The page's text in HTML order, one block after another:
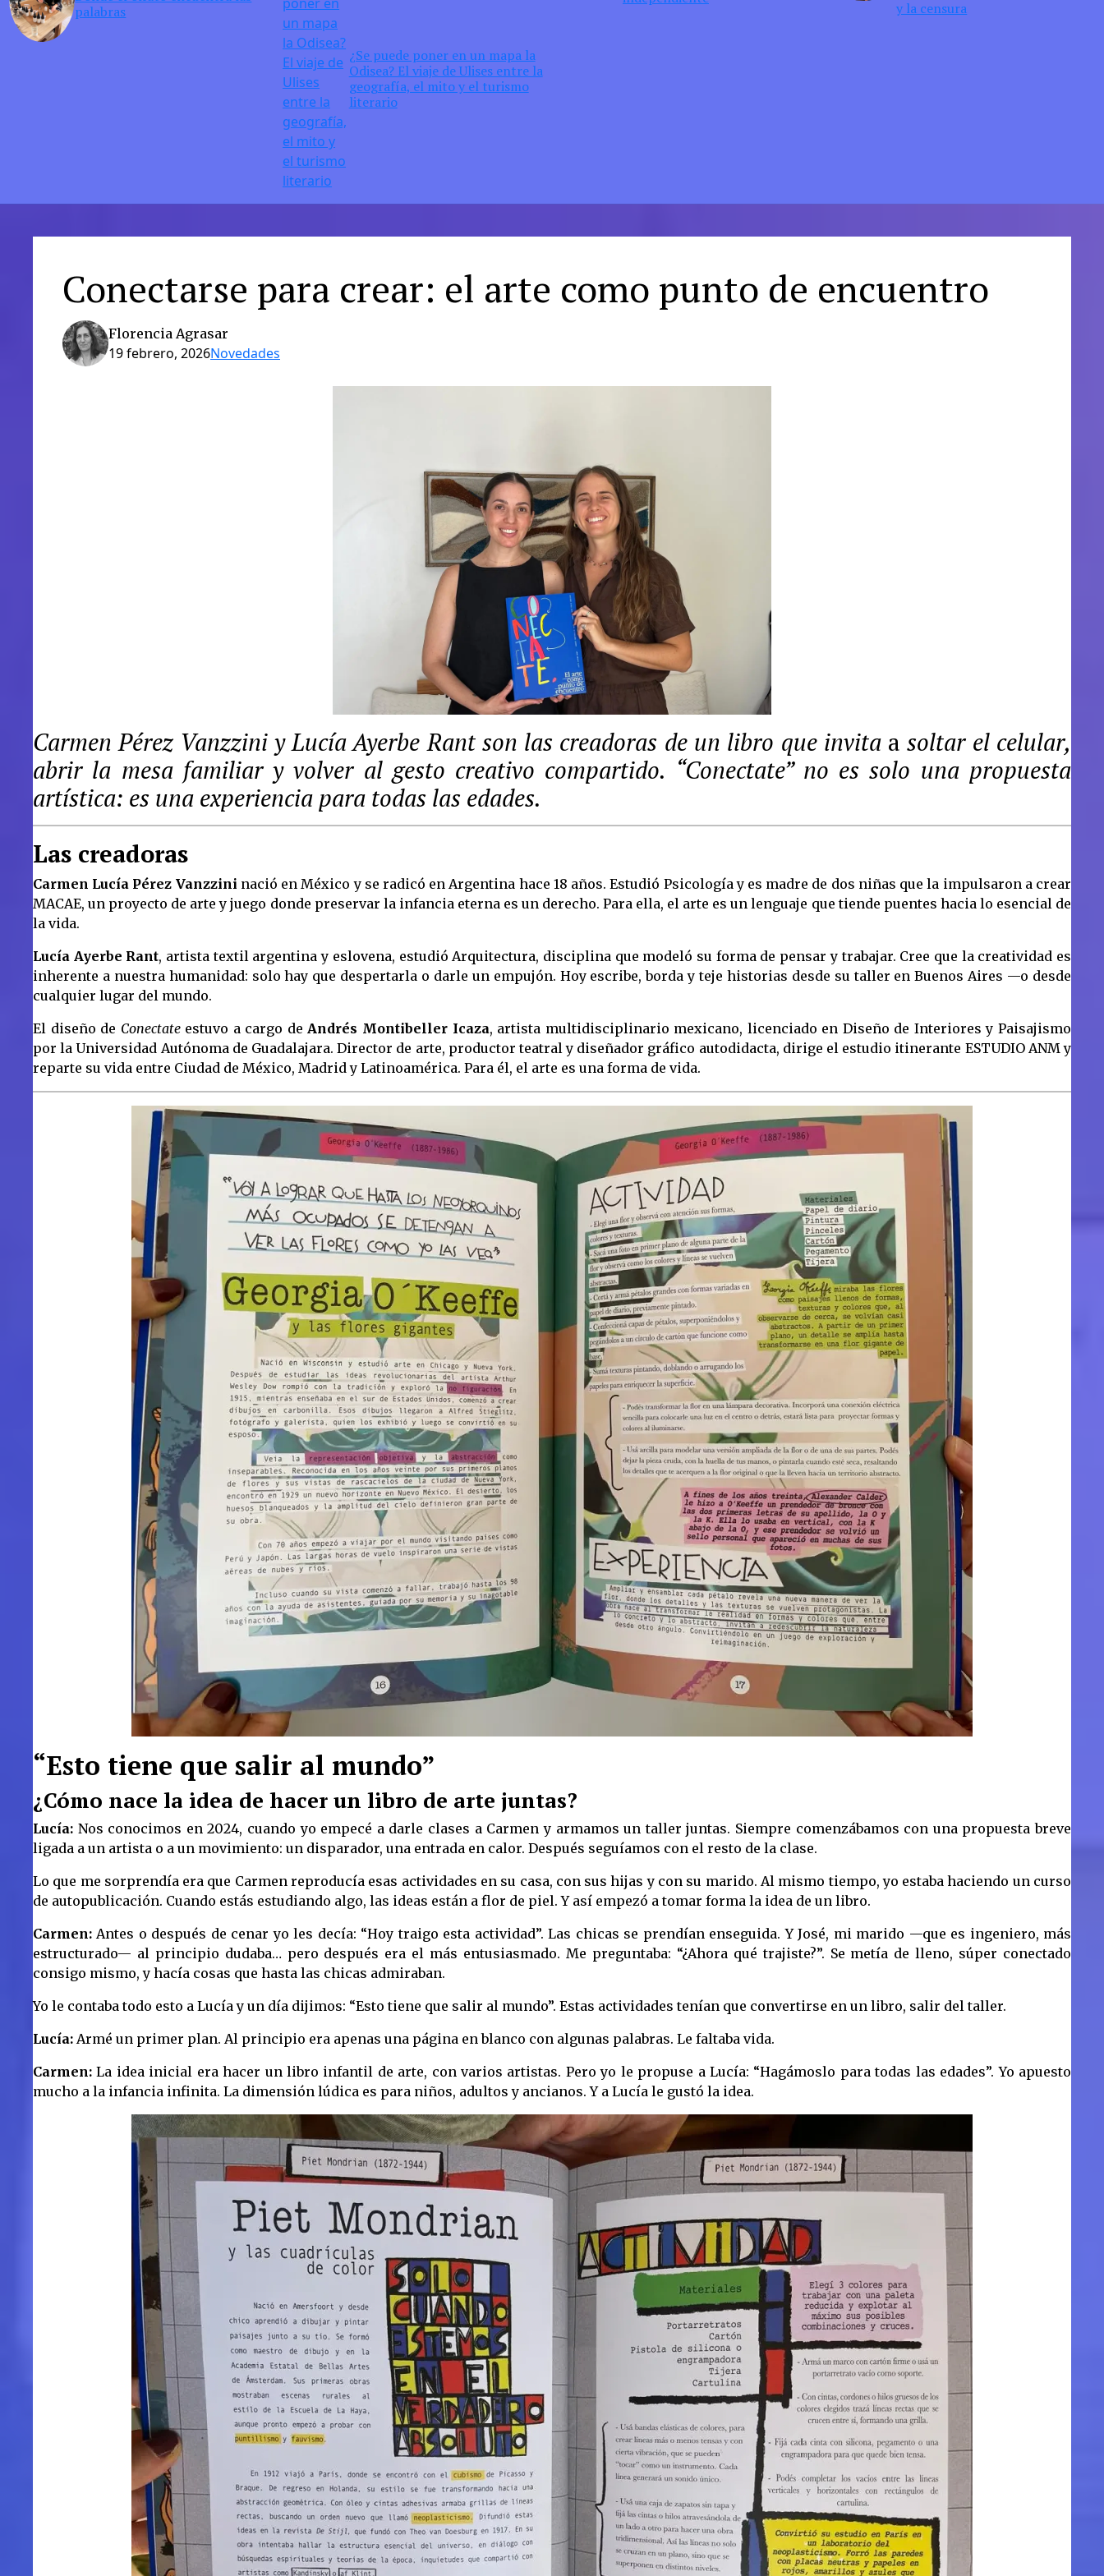
palabras
¿Se puede poner en un mapa la
Odisea? El viaje de Ulises entre la
geografía, el mito y el turismo
literario
y la censura
Conectarse para crear: el arte como punto de encuentro
Florencia Agrasar
19 febrero, 2026Novedades
Carmen Pérez Vanzzini y Lucía Ayerbe Rant son las creadoras de un libro que invita asoltar el celular,
abrir la mesa familiar y volver al gesto creativo compartido. “Conectate” no es solo una propuesta
artística: es una experiencia para todas las edades.
Las creadoras
Carmen Lucía Pérez Vanzzini nació en México y se radicó en Argentina hace 18 años. Estudió Psicología y es madre de dos niñas que la impulsaron a crear
MACAE, un proyecto de arte y juego donde preservar la infancia eterna es un derecho. Para ella, el arte es un lenguaje que tiende puentes hacia lo esencial de
la vida.
Lucía Ayerbe Rant, artista textil argentina y eslovena, estudió Arquitectura, disciplina que modeló su forma de pensar y trabajar. Cree que la creatividad es
inherente a nuestra humanidad: solo hay que despertarla o darle un empujón. Hoy escribe, borda y teje historias desde su taller en Buenos Aires —o desde
cualquier lugar del mundo.
El diseño de Conectateestuvo a cargo deAndrés Montibeller Icaza, artista multidisciplinario mexicano, licenciado en Diseño de Interiores y Paisajismo
por la Universidad Autónoma de Guadalajara. Director de arte, productor teatral y diseñador gráfico autodidacta, dirige el estudio itinerante ESTUDIO ANM y
reparte su vida entre Ciudad de México, Madrid y Latinoamérica. Para él, el arte es una forma de vida.
“Esto tiene que salir al mundo”
¿Cómo nace la idea de hacer un libro de arte juntas?
Lucía: Nos conocimos en 2024, cuando yo empecé a darle clases a Carmen y armamos un taller juntas. Siempre comenzábamos con una propuesta breve
ligada a un artista o a un movimiento: un disparador, una entrada en calor. Después seguíamos con el resto de la clase.
Lo que me sorprendía era que Carmen reproducía esas actividades en su casa, con sus hijas y con su marido. Al mismo tiempo, yo estaba haciendo un curso
de autopublicación. Cuando estás estudiando algo, las ideas están a flor de piel. Y así empezó a tomar forma la idea de un libro.
Carmen: Antes o después de cenar yo les decía: “Hoy traigo esta actividad”. Las chicas se prendían enseguida. Y José, mi marido —que es ingeniero, más
estructurado— al principio dudaba… pero después era el más entusiasmado. Me preguntaba: “¿Ahora qué trajiste?”. Se metía de lleno, súper conectado
consigo mismo, y hacía cosas que hasta las chicas admiraban.
Yo le contaba todo esto a Lucía y un día dijimos: “Esto tiene que salir al mundo”. Estas actividades tenían que convertirse en un libro, salir del taller.
Lucía: Armé un primer plan. Al principio era apenas una página en blanco con algunas palabras. Le faltaba vida.
Carmen: La idea inicial era hacer un libro infantil de arte, con varios artistas. Pero yo le propuse a Lucía: “Hagámoslo para todas las edades”. Yo apuesto
mucho a la infancia infinita. La dimensión lúdica es para niños, adultos y ancianos. Y a Lucía le gustó la idea.